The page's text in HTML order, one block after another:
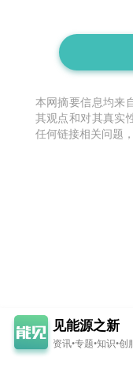
本网摘要信息均来
其观点和对其真实
任何链接相关问题
见能源之新
资讯•专题•知识•创